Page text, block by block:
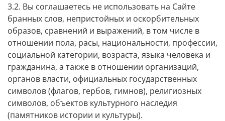
3.2. Вы соглашаетесь не использовать на Сайте
бранных слов, непристойных и оскорбительных
образов, сравнений и выражений, в том числе в
отношении пола, расы, национальности, профессии,
социальной категории, возраста, языка человека и
гражданина, а также в отношении организаций,
органов власти, официальных государственных
символов (флагов, гербов, гимнов), религиозных
символов, объектов культурного наследия
(памятников истории и культуры).